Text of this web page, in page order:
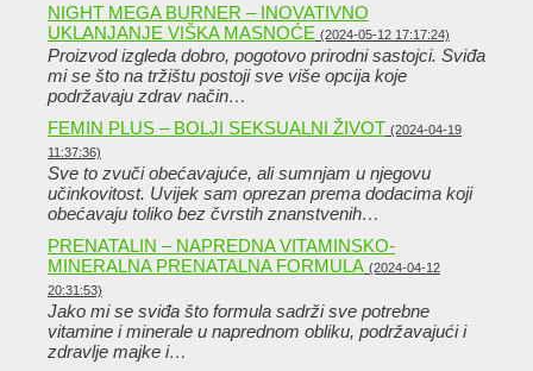
NIGHT MEGA BURNER – INOVATIVNO
UKLANJANJE VIŠKA MASNOĆE (2024-05-12 17:17:24)
Proizvod izgleda dobro, pogotovo prirodni sastojci. Sviđa
mi se što na tržištu postoji sve više opcija koje
podržavaju zdrav način…
FEMIN PLUS – BOLJI SEKSUALNI ŽIVOT (2024-04-19
11:37:36)
Sve to zvuči obećavajuće, ali sumnjam u njegovu
učinkovitost. Uvijek sam oprezan prema dodacima koji
obećavaju toliko bez čvrstih znanstvenih…
PRENATALIN – NAPREDNA VITAMINSKO-
MINERALNA PRENATALNA FORMULA (2024-04-12
20:31:53)
Jako mi se sviđa što formula sadrži sve potrebne
vitamine i minerale u naprednom obliku, podržavajući i
zdravlje majke i…